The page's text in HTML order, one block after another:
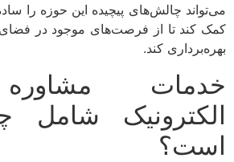
می‌تواند چالش‌های پیچیده این حوزه را
کمک کند تا از فرصت‌های موجود در فضای
بهره‌برداری کند.
خدمات
الکترونیک شامل
است؟